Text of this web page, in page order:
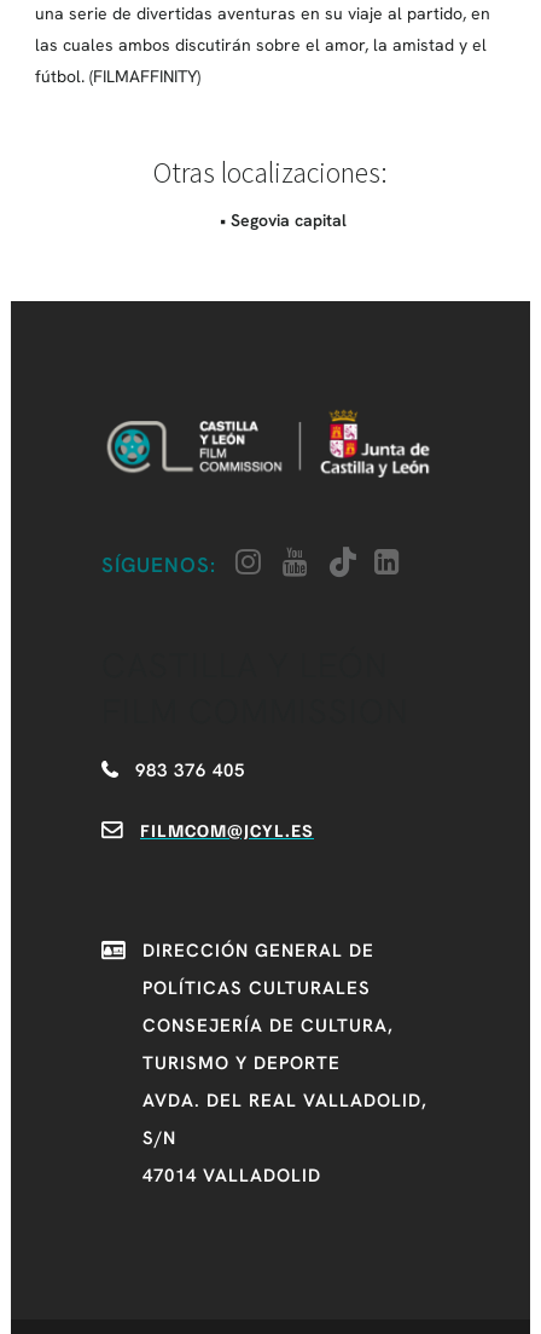
una serie de divertidas aventuras en su viaje al partido, en
las cuales ambos discutirán sobre el amor, la amistad y el
fútbol. (FILMAFFINITY)
Otras localizaciones:
• Segovia capital
SÍGUENOS:
983 376 405
FILMCOM@JCYL.ES
DIRECCIÓN GENERAL DE
POLÍTICAS CULTURALES
CONSEJERÍA DE CULTURA,
TURISMO Y DEPORTE
AVDA. DEL REAL VALLADOLID,
S/N
47014 VALLADOLID